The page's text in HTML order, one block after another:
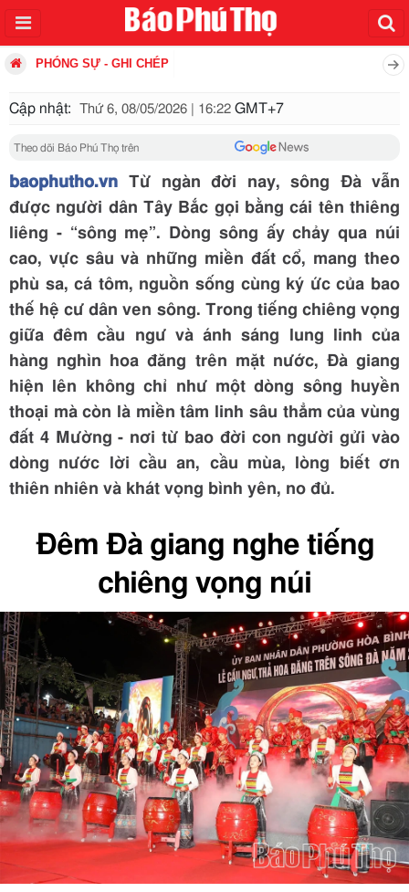
PHÓNG SỰ - GHI CHÉP
Cập nhật: Thứ 6, 08/05/2026 | 16:22 GMT+7
Theo dõi Báo Phú Thọ trên
baophutho.vn Từ ngàn đời nay, sông Đà vẫn
được người dân Tây Bắc gọi bằng cái tên thiêng
liêng - “sông mẹ”. Dòng sông ấy chảy qua núi
cao, vực sâu và những miền đất cổ, mang theo
phù sa, cá tôm, nguồn sống cùng ký ức của bao
thế hệ cư dân ven sông. Trong tiếng chiêng vọng
giữa đêm cầu ngư và ánh sáng lung linh của
hàng nghìn hoa đăng trên mặt nước, Đà giang
hiện lên không chỉ như một dòng sông huyền
thoại mà còn là miền tâm linh sâu thẳm của vùng
đất 4 Mường - nơi từ bao đời con người gửi vào
dòng nước lời cầu an, cầu mùa, lòng biết ơn
thiên nhiên và khát vọng bình yên, no đủ.
Đêm Đà giang nghe tiếng
chiêng vọng núi